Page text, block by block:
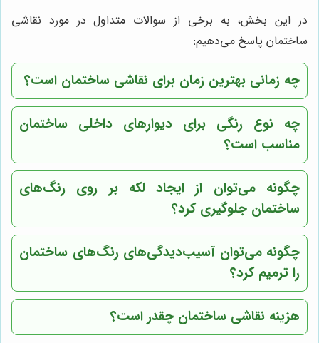
در این بخش، به برخی از سوالات متداول در مورد نقاشی
ساختمان پاسخ می‌دهیم:
چه زمانی بهترین زمان برای نقاشی ساختمان است؟
چه نوع رنگی برای دیوارهای داخلی ساختمان
مناسب است؟
چگونه می‌توان از ایجاد لکه بر روی رنگ‌های
ساختمان جلوگیری کرد؟
چگونه می‌توان آسیب‌دیدگی‌های رنگ‌های ساختمان
را ترمیم کرد؟
هزینه نقاشی ساختمان چقدر است؟